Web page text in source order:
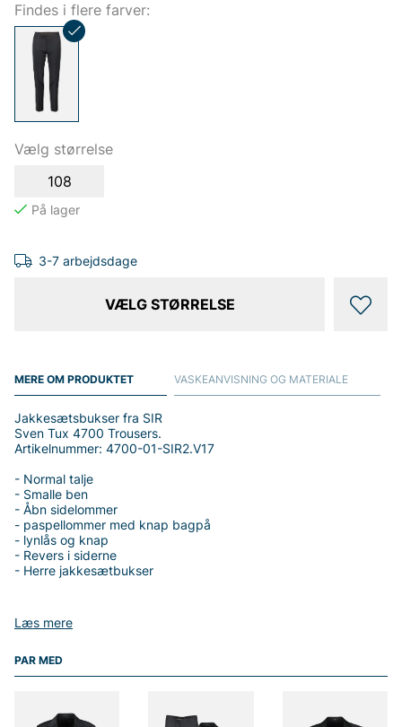
Findes i flere farver:
Vælg størrelse
108
3-7 arbejdsdage
VÆLG STØRRELSE
MERE OM PRODUKTET
Læs mere
Jakkesætsbukser fra SIR
Sven Tux 4700 Trousers.
Artikelnummer: 4700-01-SIR2.V17
- Normal talje
- Smalle ben
- Åbn sidelommer
- paspellommer med knap bagpå
- lynlås og knap
- Revers i siderne
- Herre jakkesætbukser
Vingåker.
VASKEANVISNING OG MATERIALE
PAR MED